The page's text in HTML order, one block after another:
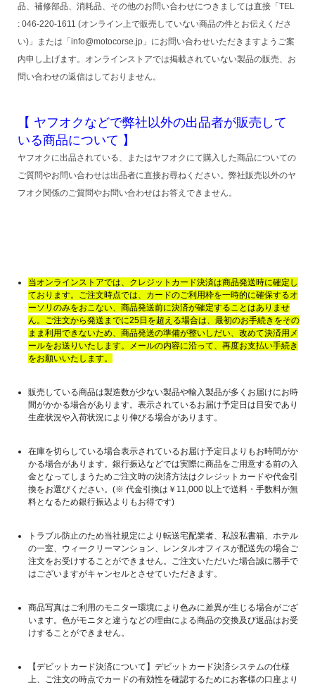
品、補修部品、消耗品、その他のお問い合わせにつきましては直接「TEL
: 046-220-1611 (オンライン上で販売していない商品の件とお伝えくださ
い)」または「info@motocorse.jp」にお問い合わせいただきますようご案
内申し上げます。オンラインストアでは掲載されていない製品の販売、お
問い合わせの返信はしておりません。
【 ヤフオクなどで弊社以外の出品者が販売して
いる商品について 】
ヤフオクに出品されている、またはヤフオクにて購入した商品についての
ご質問やお問い合わせは出品者に直接お尋ねください。弊社販売以外のヤ
フオク関係のご質問やお問い合わせはお答えできません。
当オンラインストアでは、クレジットカード決済は商品発送時に確定し
ております。ご注文時点では、カードのご利用枠を一時的に確保するオ
ーソリのみをおこない、商品発送前に決済が確定することはありませ
ん。ご注文から発送までに25日を超える場合は、最初のお手続きをその
まま利用できないため、商品発送の準備が整いしだい、改めて決済用メ
ールをお送りいたします。メールの内容に沿って、再度お支払い手続き
をお願いいたします。
販売している商品は製造数が少ない製品や輸入製品が多くお届けにお時
間がかかる場合があります。表示されているお届け予定日は目安であり
生産状況や入荷状況により伸びる場合があります。
在庫を切らしている場合表示されているお届け予定日よりもお時間がか
かる場合があります。銀行振込などでは実際に商品をご用意する前の入
金となってしまうためご注文時の決済方法はクレジットカードや代金引
換をお選びください。(※ 代金引換は￥11,000 以上で送料・手数料が無
料となるため銀行振込よりもお得です)
トラブル防止のため当社規定により転送宅配業者、私設私書箱、ホテル
の一室、ウィークリーマンション、レンタルオフィスが配送先の場合ご
注文をお受けすることができません。ご注文いただいた場合誠に勝手で
はございますがキャンセルとさせていただきます。
商品写真はご利用のモニター環境により色みに差異が生じる場合がござ
います。色がモニタと違うなどの理由による商品の交換及び返品はお受
けすることができません。
【デビットカード決済について】デビットカード決済システムの仕様
上、ご注文の時点でカードの有効性を確認するためにお客様の口座より